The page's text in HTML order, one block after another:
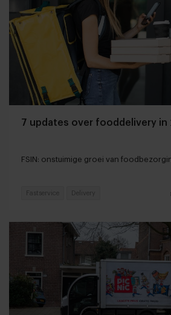
7 updates over fooddelivery in
FSIN: onstuimige groei van
Fastservice Delivery